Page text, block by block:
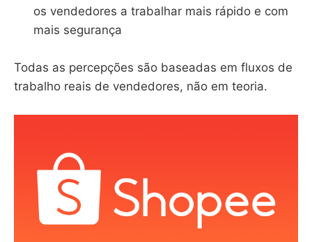
os vendedores a trabalhar mais rápido e com
mais segurança
Todas as percepções são baseadas em fluxos de
trabalho reais de vendedores, não em teoria.